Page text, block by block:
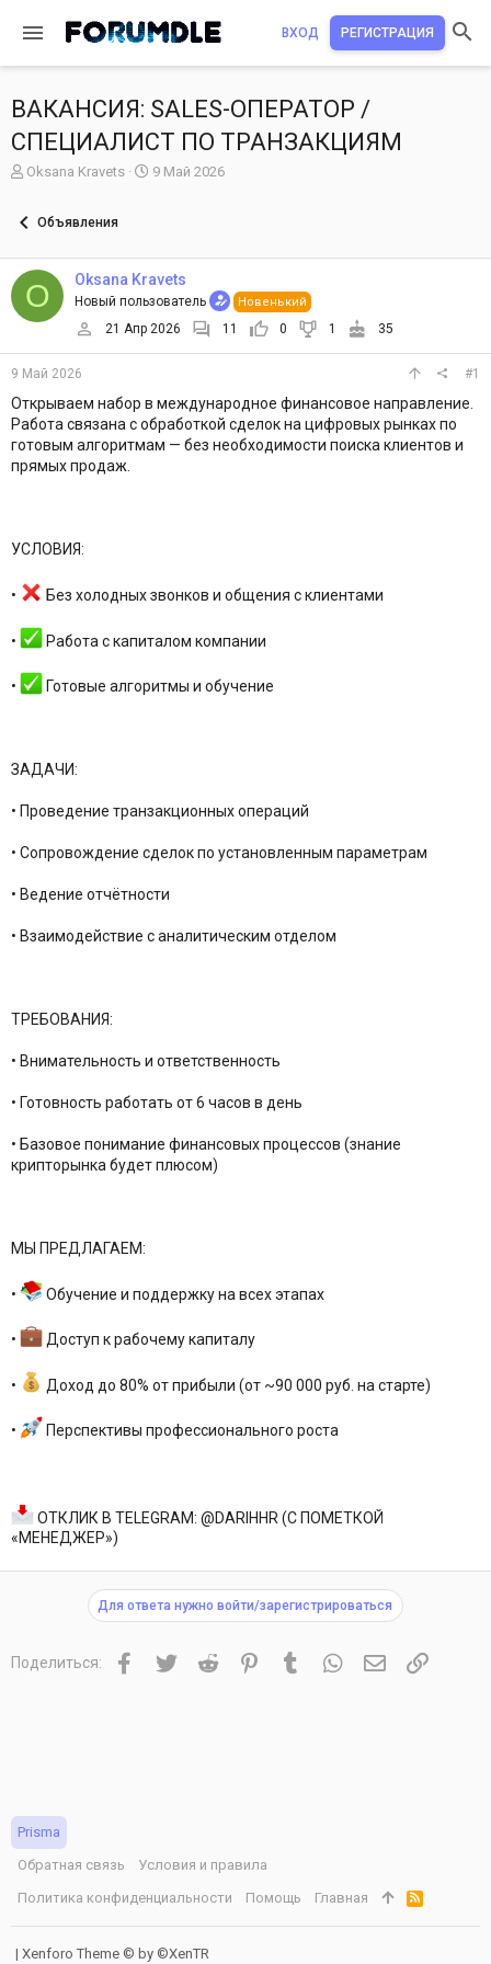
ВХОД РЕГИСТРАЦИЯ
ВАКАНСИЯ: SALES-ОПЕРАТОР /
СПЕЦИАЛИСТ ПО ТРАНЗАКЦИЯМ
А
о
т
е
м
Oksana Kravets
Д
ч
а
л
9 Май 2026
Объявления
O Oksana Kravets
Новый пользователь Новенький
21 Апр 2026 11 0 1 35
9 Май 2026 #1
Открываем набор в международное финансовое направление.
Работа связана с обработкой сделок на цифровых рынках по
готовым алгоритмам — без необходимости поиска клиентов и
прямых продаж.
УСЛОВИЯ:
• Без холодных звонков и общения с клиентами
• Работа с капиталом компании
• Готовые алгоритмы и обучение
ЗАДАЧИ:
• Проведение транзакционных операций
• Сопровождение сделок по установленным параметрам
• Ведение отчётности
• Взаимодействие с аналитическим отделом
ТРЕБОВАНИЯ:
• Внимательность и ответственность
• Готовность работать от 6 часов в день
• Базовое понимание финансовых процессов (знание
крипторынка будет плюсом)
МЫ ПРЕДЛАГАЕМ:
• Обучение и поддержку на всех этапах
• Доступ к рабочему капиталу
• Доход до 80% от прибыли (от ~90 000 руб. на старте)
• Перспективы профессионального роста
ОТКЛИК В TELEGRAM: @DARIHHR (С ПОМЕТКОЙ
«МЕНЕДЖЕР»)
Для ответа нужно войти/зарегистрироваться
Поделиться: Facebook
TwitterReddit PinterestTumblrWhatsAppЭлектронная
Ссылка
Prisma
Обратная связь
Условия и правила
Политика конфиденциальности
Помощь Главная
R
S
S
| Xenforo Theme © by ©XenTR